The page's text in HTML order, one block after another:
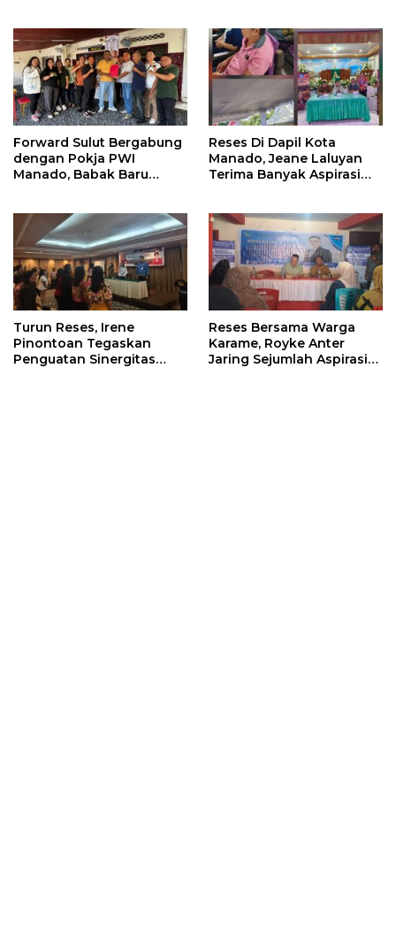
Forward Sulut Bergabung
dengan Pokja PWI
Manado, Babak Baru
Reses Di Dapil Kota
Manado, Jeane Laluyan
Terima Banyak Aspirasi
Turun Reses, Irene
Pinontoan Tegaskan
Penguatan Sinergitas
Reses Bersama Warga
Karame, Royke Anter
Jaring Sejumlah Aspirasi